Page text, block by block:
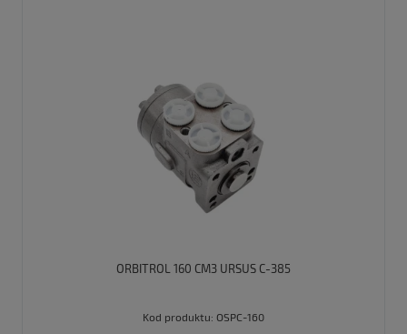
ORBITROL 160 CM3 URSUS C-385
Kod produktu: OSPC-160